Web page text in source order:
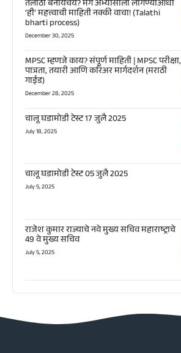
तलाठी बनायचंय? मग अभ्यासाला लागण्याआधी
‘ही’ महत्त्वाची माहिती नक्की वाचा! (Talathi
bharti process)
December 30, 2025
MPSC म्हणजे काय? संपूर्ण माहिती | MPSC परीक्षा,
पात्रता, तयारी आणि करिअर मार्गदर्शन (मराठी
गाईड)
December 28, 2025
चालू घडामोडी टेस्ट 17 जुलै 2025
July 18, 2025
चालू घडामोडी टेस्ट 05 जुलै 2025
July 5, 2025
राजेश कुमार राज्याचे नवे मुख्य सचिव महाराष्ट्राचे
49 वे मुख्य सचिव
July 5, 2025